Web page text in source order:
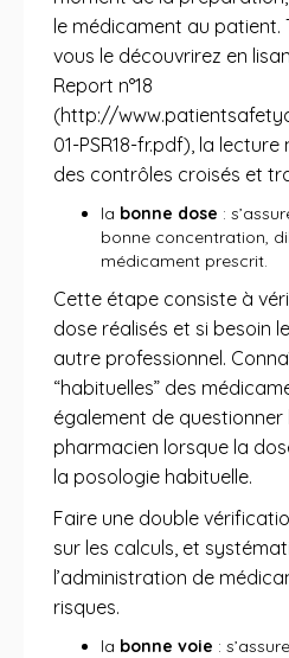
le médicament au patient.
vous le découvrirez en
Report n°18
(http://
01-PSR18-fr.pdf), la
des contrôles croisés et
la bonne dose :
bonne concentration,
médicament prescrit.
Cette étape consiste à
dose réalisés et si besoin
autre professionnel.
“habituelles” des
également de
pharmacien lorsque la
la posologie habituelle.
Faire une double
sur les calculs, et
l’administration de
risques.
la bonne voie :